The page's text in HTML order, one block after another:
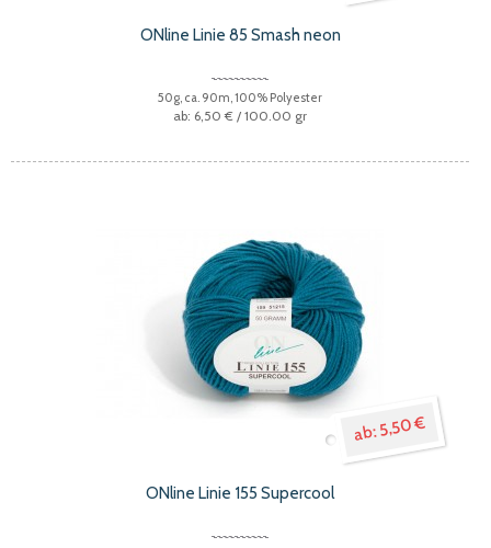
ONline Linie 85 Smash neon
50g, ca. 90m, 100% Polyester
6,50 € / 100.00 gr
5,50 €
ONline Linie 155 Supercool